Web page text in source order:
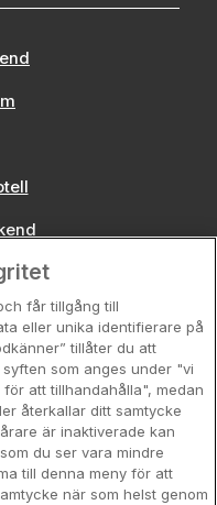
995 kr
får tillgång till
eller unika identifierare på
tillåter du att
som anges under "vi
att tillhandahålla", medan
återkallar ditt samtycke
är inaktiverade kan
du ser vara mindre
till denna meny för att
när som helst genom